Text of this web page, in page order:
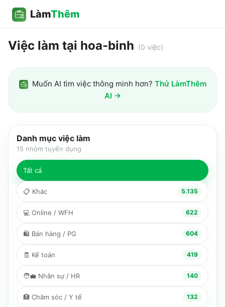
LàmThêm
Việc làm tại hoa-binh (0 việc)
Muốn AI tìm việc thông minh hơn? Thử LàmThêm
AI →
Danh mục việc làm
15 nhóm tuyển dụng
Tất cả
📋 Khác 5.135
💻 Online / WFH 622
🛍️ Bán hàng / PG 604
🧾 Kế toán 419
🧑‍💼 Nhân sự / HR 140
🏥 Chăm sóc / Y tế 132